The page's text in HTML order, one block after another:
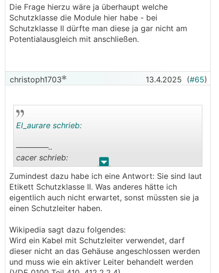
na gut, ohne modulmontageanleitung gibts auch
vom hersteller keine zwingende rahmenerdung.
(eventuell ist das bei euch aber eh vorschrift?)
Die Frage hierzu wäre ja überhaupt welche
Schutzklasse die Module hier habe - bei
Schutzklasse II dürfte man diese ja gar nicht am
Potentialausgleich mit anschließen.
christoph1703 13.4.2025 (#65)
. .
El_aurare schrieb:
──────..
cacer schrieb:
sind die klemmen mit erdungspins, oder musst
du die modulrahmen an den erdungslöchern mit
kabel verbinden?
na gut, ohne modulmontageanleitung gibts auch
(eventuell ist das bei euch aber eh vorschrift?)
───────────────
Zumindest dazu habe ich eine Antwort: Sie sind laut
Etikett Schutzklasse II. Was anderes hätte ich
eigentlich auch nicht erwartet, sonst müssten sie ja
einen Schutzleiter haben.
Wikipedia sagt dazu folgendes:
Wird ein Kabel mit Schutzleiter verwendet, darf
dieser nicht an das Gehäuse angeschlossen werden
und muss wie ein aktiver Leiter behandelt werden